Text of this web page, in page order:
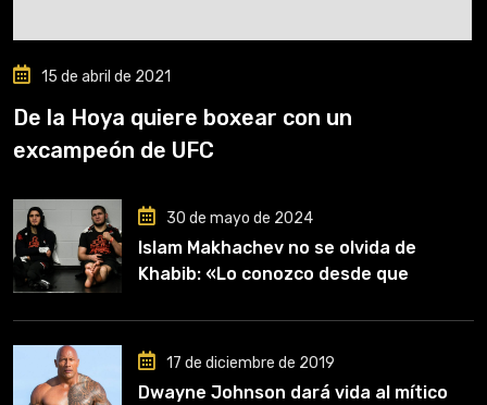
15 de abril de 2021
De la Hoya quiere boxear con un
excampeón de UFC
30 de mayo de 2024
Islam Makhachev no se olvida de
Khabib: «Lo conozco desde que
clave en mi carrera»
17 de diciembre de 2019
Dwayne Johnson dará vida al mítico